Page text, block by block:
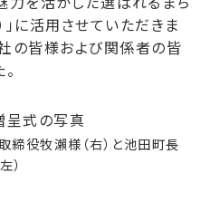
に活用させていただきま
の皆様および関係者の皆
締役牧瀨様（右）と池田町長
）